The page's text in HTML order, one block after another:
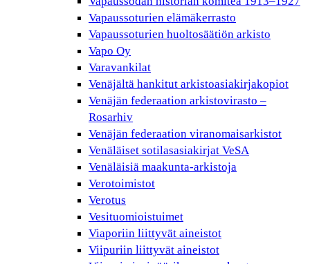
Vapaussoturien elämäkerrasto
Vapaussoturien huoltosäätiön arkisto
Vapo Oy
Varavankilat
Venäjältä hankitut arkistoasiakirjakopiot
Venäjän federaation arkistovirasto –
Rosarhiv
Venäjän federaation viranomaisarkistot
Venäläiset sotilasasiakirjat VeSA
Venäläisiä maakunta-arkistoja
Verotoimistot
Verotus
Vesituomioistuimet
Viaporiin liittyvät aineistot
Viipuriin liittyvät aineistot